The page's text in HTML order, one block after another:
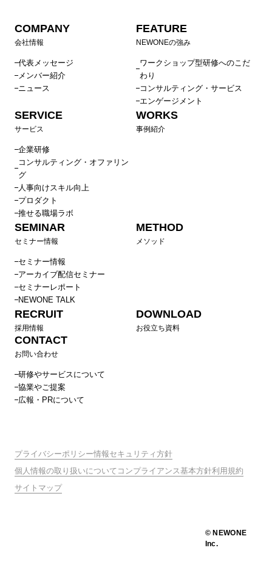
COMPANY
会社情報
代表メッセージ
メンバー紹介
ニュース
FEATURE
NEWONEの強み
ワークショップ型研修へのこだ
わり
コンサルティング・サービス
エンゲージメント
SERVICE
サービス
企業研修
コンサルティング・オファリン
グ
人事向けスキル向上
プロダクト
推せる職場ラボ
WORKS
事例紹介
SEMINAR
セミナー情報
セミナー情報
アーカイブ配信セミナー
セミナーレポート
NEWONE TALK
METHOD
メソッド
RECRUIT
採用情報
DOWNLOAD
お役立ち資料
CONTACT
お問い合わせ
研修やサービスについて
協業やご提案
広報・PRについて
プライバシーポリシー情報セキュリティ方針
個人情報の取り扱いについて コンプライアンス基本方針利用規約
サイトマップ
© NEWONE
Inc.